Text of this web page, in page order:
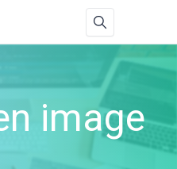
image